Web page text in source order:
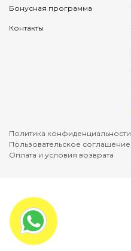
Бонусная программа
Контакты
Политика конфиденциальности
Пользовательское соглашение
Оплата и условия возврата